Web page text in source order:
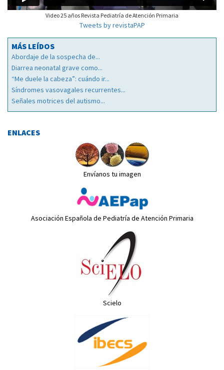
Video 25 años Revista Pediatría de Atención Primaria
Tweets by revistaPAP
MÁS LEÍDOS
Abordaje de la sospecha de...
Diarrea neonatal grave como...
“Me duele la cabeza”: cuándo ir...
Síndromes vasovagales recurrentes...
Señales motrices del autismo...
ENLACES
Envíanos tu imagen
Asociación Española de Pediatría de Atención Primaria
Scielo